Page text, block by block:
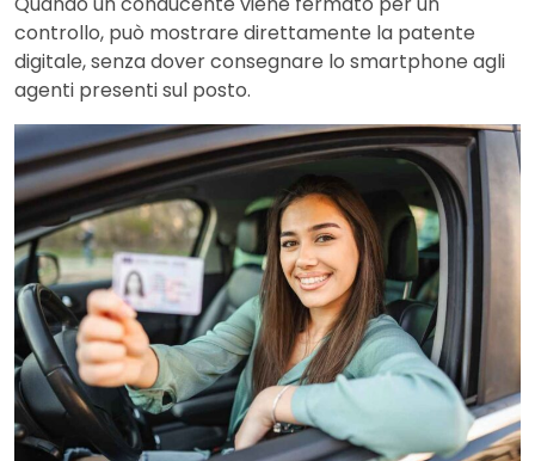
controllo, può mostrare direttamente la patente
digitale, senza dover consegnare lo smartphone agli
agenti presenti sul posto.